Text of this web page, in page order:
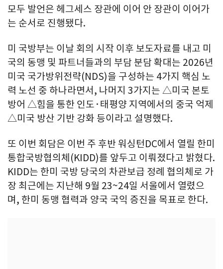
모두 발언은 헤그세스 장관에 이어 안 장관이 이어가
는 순서로 진행됐다.
미 국방부는 이날 회의 시작 이후 보도자료를 내고 미
국의 동맹 및 파트너들과의 부담 분담 확대는 2026년
미국 국가방위전략(NDS)을 구성하는 4가지 핵심 노
력 노선 중 하나라면서, 나머지 3가지는 △미국 본토
방어 △힘을 통한 인도·태평양 지역에서의 중국 억제
△미국 방산 기반 강화 등이라고 설명했다.
또 이번 회담은 이번 주 후반 워싱턴DC에서 열릴 한미
통합국방협의체(KIDD)를 앞두고 이뤄졌다고 밝혔다.
KIDD는 한미 국방 당국의 차관보급 정례 협의체로 가
장 최근에는 지난해 9월 23~24일 서울에서 열렸으
며, 한미 동맹 협력과 양국 국익 증진을 목표로 한다.